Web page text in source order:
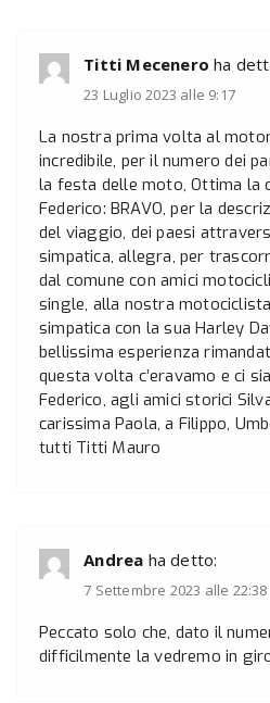
Titti Mecenero ha
23 Luglio 2023 alle 9:17
La nostra prima volta al
incredibile, per il numero dei
la festa delle moto, Ottima la
Federico: BRAVO, per la
del viaggio, dei paesi
simpatica, allegra, per
dal comune con amici
single, alla nostra
simpatica con la sua Harley
bellissima esperienza
questa volta c’eravamo e ci
Federico, agli amici storici
carissima Paola, a Filippo,
tutti Titti Mauro
Andrea ha detto:
7 Settembre 2023 alle 22:38
Peccato solo che, dato il
difficilmente la vedremo in